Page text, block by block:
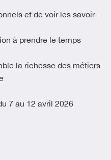
et de voir les savoir-
à prendre le temps
la richesse des métiers
7 au 12 avril 2026